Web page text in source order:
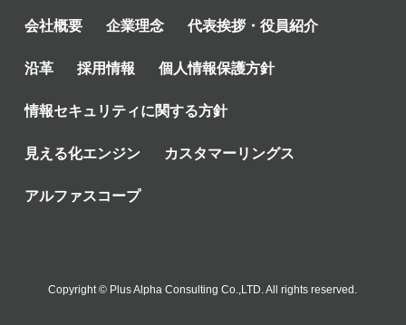
会社概要 企業理念 代表挨拶・役員紹介
沿革 採用情報 個人情報保護方針
情報セキュリティに関する方針
見える化エンジン カスタマーリングス
アルファスコープ
Copyright © Plus Alpha Consulting Co.,LTD. All rights reserved.